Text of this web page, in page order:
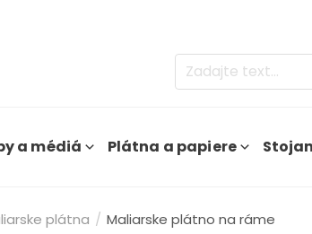
a médiá Plátna a papiere
plátna / Maliarske plátno na ráme